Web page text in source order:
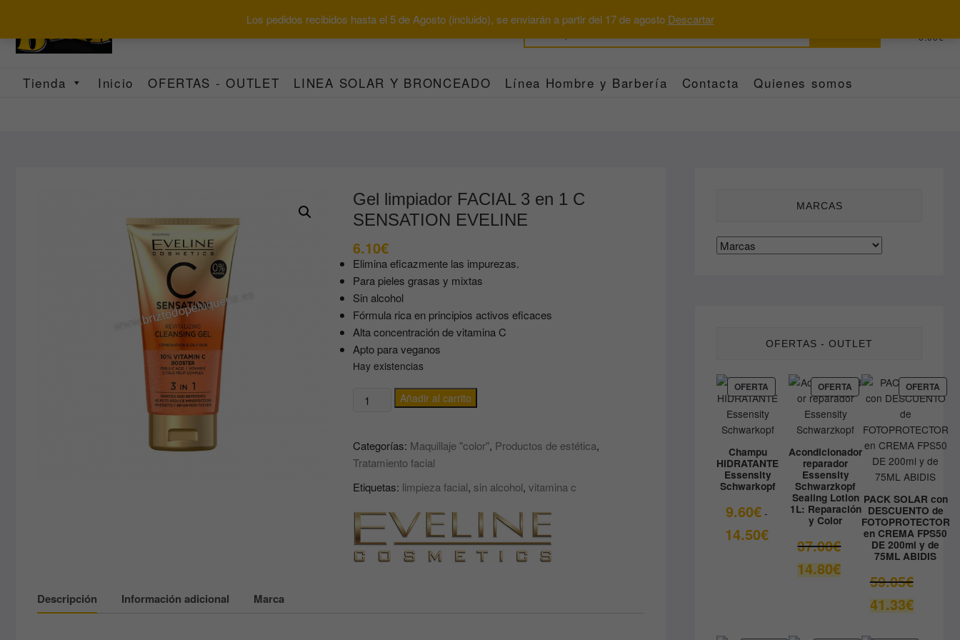
Los pedidos recibidos hasta el 5 de Agosto (incluido), se enviarán a partir del 17 de agosto Descartar
contenido
0.00€
Tienda Inicio OFERTAS - OUTLET LINEA SOLAR Y BRONCEADO Línea Hombre y Barbería Contacta Quienes somos
Gel limpiador FACIAL 3 en 1 C
SENSATION EVELINE
6.10€
Elimina eficazmente las impurezas.
Para pieles grasas y mixtas
Sin alcohol
Fórmula rica en principios activos eficaces
Alta concentración de vitamina C
Apto para veganos
Hay existencias
Gel
3
en
1
SENSATION
EVELINE
cantidad
Añadir al carrito
Categorías: Maquillaje "color", Productos de estética,
Tratamiento facial
Etiquetas: limpieza facial, sin alcohol, vitamina c
Descripción Información adicional Marca
MARCAS
OFERTAS - OUTLET
OFERTAPRODUCTO
EN
OFERTA
Champu
HIDRATANTE
Essensity
Schwarkopf
9.60€ -
14.50€Rango
precios:
OFERTA PRODUCTO
EN
Acondicionador
reparador
Essensity
Schwarzkopf
Sealing Lotion
1L: Reparación
y Color
37.00€El
original
37.00€.
14.80€El
precio
OFERTA
EN
PACK SOLAR con
DESCUENTO de
FOTOPROTECTOR
en CREMA FPS50
DE 200ml y de
75ML ABIDIS
59.05€El
original
41.33€El
precio